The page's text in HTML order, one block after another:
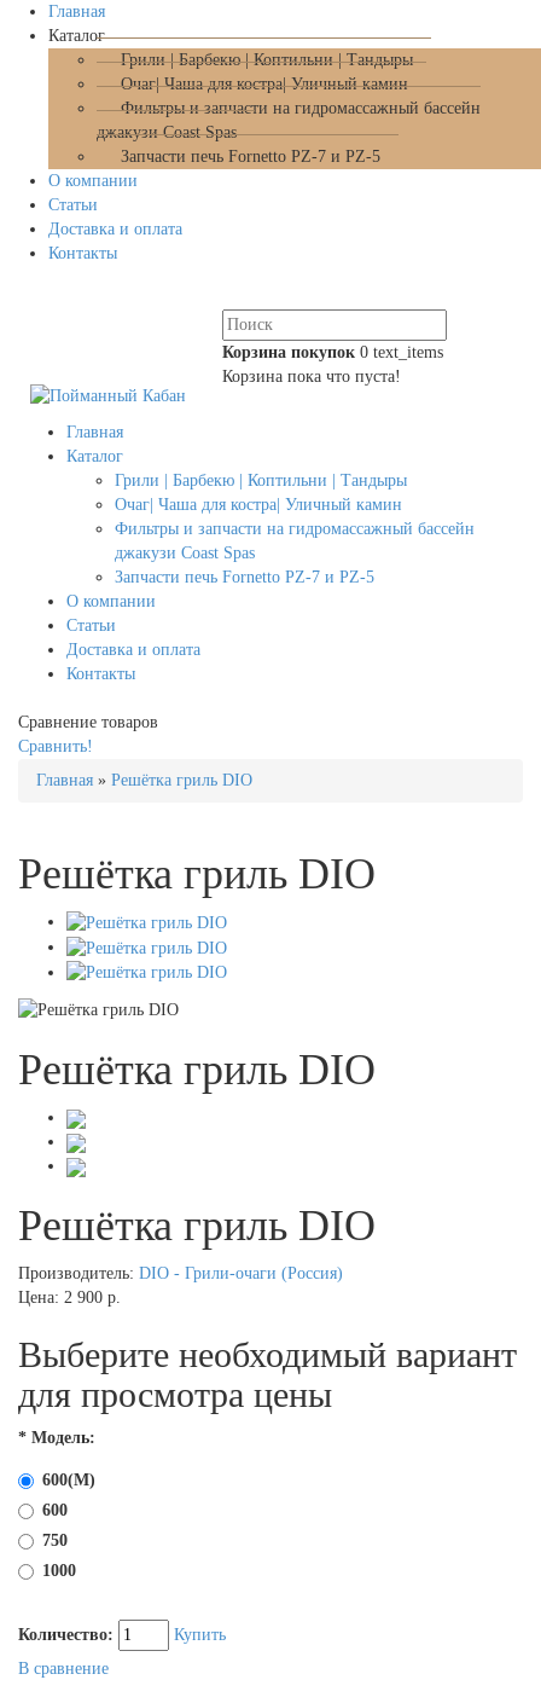
Главная
Каталог
Грили | Барбекю | Коптильни | Тандыры
Очаг| Чаша для костра| Уличный камин
Фильтры и запчасти на гидромассажный бассейн
джакузи Coast Spas
Запчасти печь Fornetto PZ-7 и PZ-5
О компании
Статьи
Доставка и оплата
Контакты
Корзина покупок 0 text_items
Корзина пока что пуста!
Главная
Каталог
Грили | Барбекю | Коптильни | Тандыры
Очаг| Чаша для костра| Уличный камин
Фильтры и запчасти на гидромассажный бассейн
джакузи Coast Spas
Запчасти печь Fornetto PZ-7 и PZ-5
О компании
Статьи
Доставка и оплата
Контакты
Сравнение товаров
Сравнить!
Главная » Решётка гриль DIO
Решётка гриль DIO
Решётка гриль DIO
Решётка гриль DIO
Производитель: DIO - Грили-очаги (Россия)
Цена: 2 900 р.
Выберите необходимый вариант
для просмотра цены
* Модель:
600(M)
600
750
1000
Количество:
Купить
В сравнение